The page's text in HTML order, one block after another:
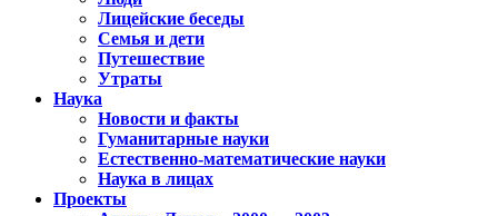
Лицейские беседы
Семья и дети
Путешествие
Утраты
Наука
Новости и факты
Гуманитарные науки
Естественно-математические науки
Наука в лицах
Проекты